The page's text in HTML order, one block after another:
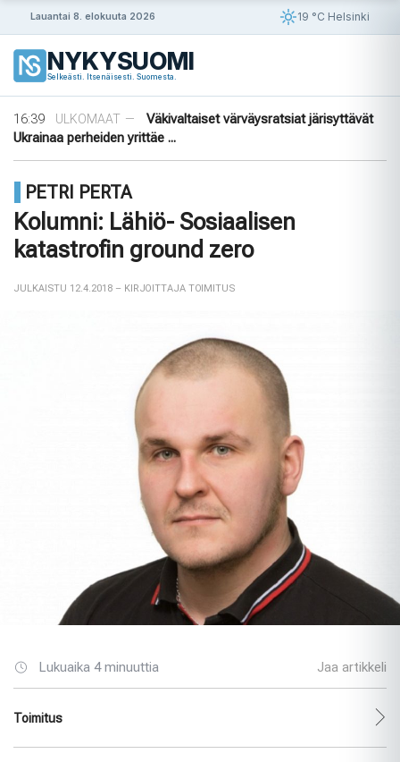
Lauantai 8. elokuuta 2026 19 °C Helsinki
NYKYSUOMI
Selkeästi. Itsenäisesti. Suomesta.
09:08 VIIHDE —
Rapujuhlat – Ruotsin loppukesän rituaali
19:48
ULKOMAAT —
Uusi valvontateknologia luo digitaalisen
sormenjäljen ajoneuvon laitteista ...
16:39
ULKOMAAT —
Väkivaltaiset värväysratsiat järisyttävät
Ukrainaa perheiden yrittäe ...
14:42
Norjalainen viikinkihauta avattiin
09:08
VIIHDE —
Rapujuhlat – Ruotsin loppukesän rituaali
19:48
ULKOMAAT —
Uusi valvontateknologia luo digitaalisen
sormenjäljen ajoneuvon laitteista ...
PETRI PERTA
Kolumni: Lähiö- Sosiaalisen
katastrofin ground zero
JULKAISTU 12.4.2018 – KIRJOITTAJA TOIMITUS
Lukuaika 4 minuuttia Jaa artikkeli
Toimitus